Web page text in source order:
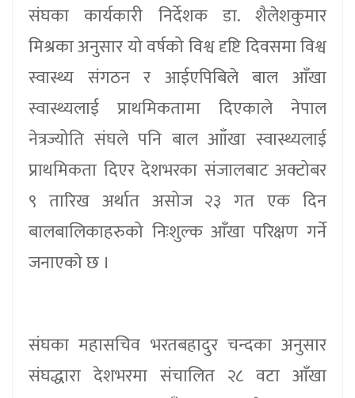
संघका कार्यकारी निर्देशक डा. शैलेशकुमार
मिश्रका अनुसार यो वर्षको विश्व दृष्टि दिवसमा विश्व
स्वास्थ्य संगठन र आईएपिबिले बाल आँखा
स्वास्थ्यलाई प्राथमिकतामा दिएकाले नेपाल
नेत्रज्योति संघले पनि बाल आाँखा स्वास्थ्यलाई
प्राथमिकता दिएर देशभरका संजालबाट अक्टोबर
९ तारिख अर्थात असोज २३ गत एक दिन
बालबालिकाहरुको निःशुल्क आँखा परिक्षण गर्ने
जनाएकाे छ ।
संघका महासचिव भरतबहादुर चन्दका अनुसार
संघद्धारा देशभरमा संचालित २८ वटा आँखा